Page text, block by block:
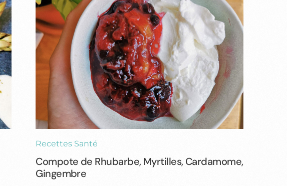
Recettes Santé
Compote de Rhubarbe, Myrtilles, Cardamome,
Gingembre